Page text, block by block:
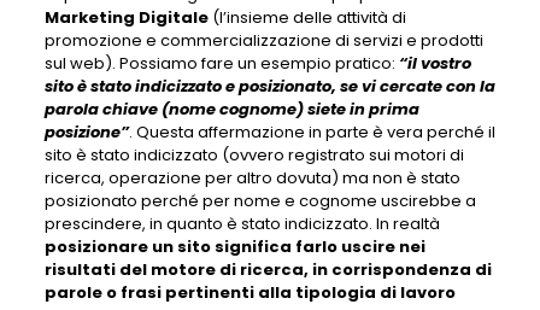
Marketing Digitale(l’insieme delle attività di
promozione e commercializzazione di servizi e prodotti
sul web). Possiamo fare un esempio pratico: “il vostro
sito è stato indicizzato e posizionato, se vi cercate con la
parola chiave (nome cognome) siete in prima
posizione”. Questa affermazione in parte è vera perché il
sito è stato indicizzato (ovvero registrato sui motori di
ricerca, operazione per altro dovuta) ma non è stato
posizionato perché per nome e cognome uscirebbe a
prescindere, in quanto è stato indicizzato. In realtà
posizionare un sito significa farlo uscire nei
risultati del motore di ricerca, in corrispondenza di
parole o frasi pertinenti alla tipologia di lavoro